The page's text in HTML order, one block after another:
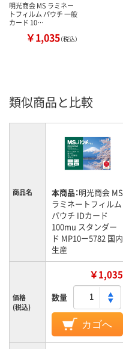
明光商会 MS ラミネー
トフィルム パウチ 一般
カード 10…
￥1,035（税込）
類似商品と比較
商品名 本商品：明光商会 MS
ラミネートフィルム
パウチ IDカード
100mu スタンダー
ド MP10ー5782 国内
生産
価格
(税込)
￥1,035
数量
カゴへ